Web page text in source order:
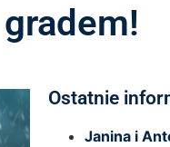
Ostatnie
Janina i